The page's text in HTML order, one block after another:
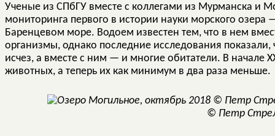
Ученые из СПбГУ вместе с коллегами из Мурманска и
мониторинга первого в истории науки морского
Баренцевом море. Водоем известен тем, что в нем
организмы, однако последние исследования
исчез, а вместе с ним — и многие обитатели. В начале
животных, а теперь их как минимум в два раза меньше.
© Петр